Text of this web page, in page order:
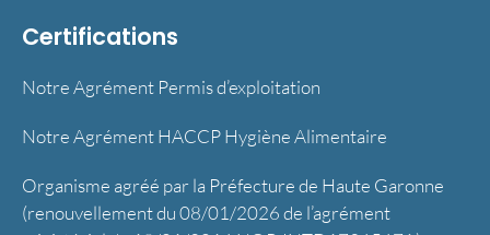
Certifications
Notre Agrément Permis d’exploitation
Notre Agrément HACCP Hygiène Alimentaire
Organisme agréé par la Préfecture de Haute Garonne
(renouvellement du 08/01/2026 de l’agrément